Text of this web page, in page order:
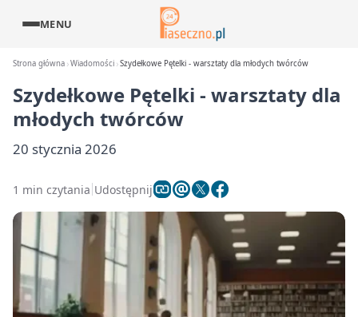
MENU
Strona główna Wiadomości Szydełkowe Pętelki - warsztaty dla młodych twórców
Szydełkowe Pętelki - warsztaty dla
młodych twórców
20 stycznia 2026
1 min czytania Udostępnij